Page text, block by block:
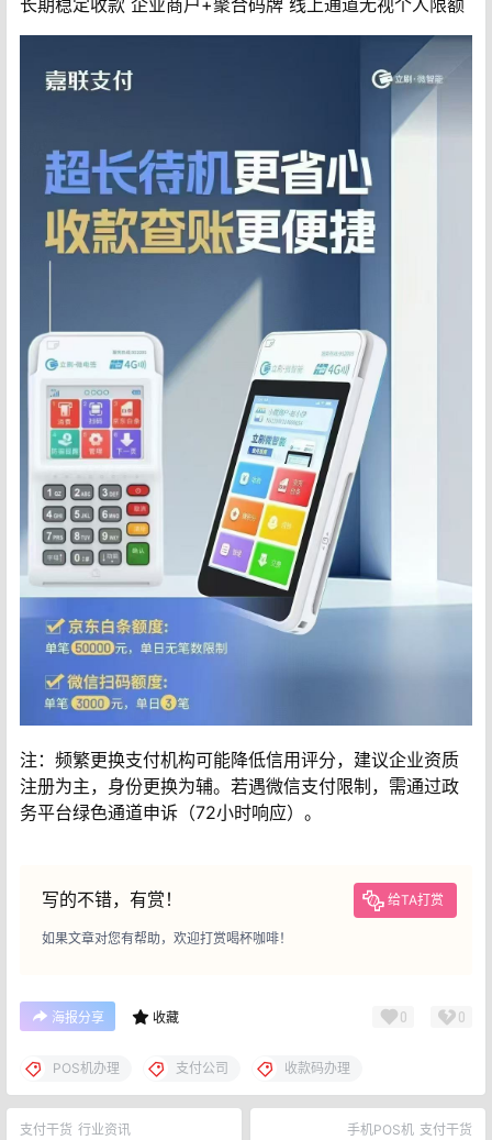
长期稳定收款‌ 企业商户+聚合码牌 线上通道无视个人限额
注‌：频繁更换支付机构可能降低信用评分，建议企业资质
注册为主，身份更换为辅。若遇微信支付限制，需通过政
务平台绿色通道申诉（72小时响应）。
写的不错，有赏！ 给TA打赏
如果文章对您有帮助，欢迎打赏喝杯咖啡！
海报分享 收藏 0 0
POS机办理 支付公司 收款码办理
支付干货 行业资讯 手机POS机 支付干货